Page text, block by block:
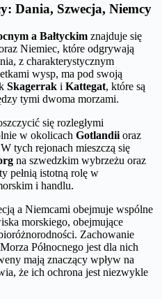
Dania, Szwecja, Niemcy
a Bałtyckim znajduje się
Niemiec, które odgrywają
z charakterystycznym
wysp, ma pod swoją
Skagerrak i Kattegat, które są
tymi dwoma morzami.
się rozległymi
w okolicach Gotlandii oraz
tych rejonach mieszczą się
na szwedzkim wybrzeżu oraz
pełnią istotną rolę w
i handlu.
a Niemcami obejmuje wspólne
morskiego, obejmujące
Zachowanie
Północnego jest dla nich
mają znaczący wpływ na
że ich ochrona jest niezwykle